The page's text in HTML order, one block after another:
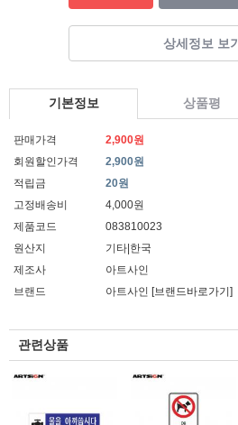
상세정보 보기
기본정보 상품평
판매가격
2,900원
회원할인가격
2,900원
적립금
20원
고정배송비
4,000원
제품코드
083810023
원산지
기타|한국
제조사
아트사인
브랜드
아트사인 [브랜드바로가기]
관련상품